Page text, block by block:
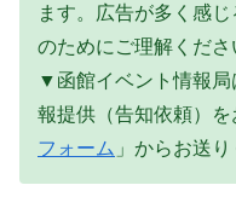
ます。広告が多く感
のためにご理解くださ
▼函館イベント情報局
報提供（告知依頼）
フォーム 」からお送り